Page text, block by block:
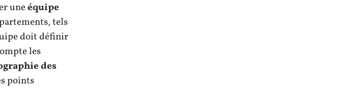
uneéquipe
tels
doit définir
les
des
points